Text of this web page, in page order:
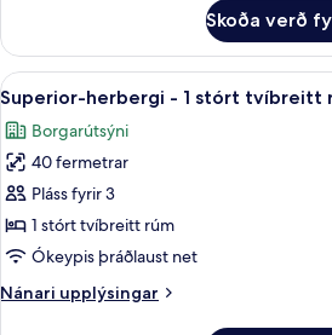
reyklaust
aðgengi
að
sundlaug
-
stórt
tvíbreitt
rúm
-
aðgengi
að
sundlaug
Skoða verð
Skoða
allar
myndir
fyrir
Superior-
herbergi
-
stórt
7
Superior-herbergi - 1 stórt tvíbreitt
Borgarútsýni
40 fermetrar
Pláss fyrir 3
1 stórt tvíbreitt rúm
Ókeypis þráðlaust net
Nánari upplýsingar
Nánari